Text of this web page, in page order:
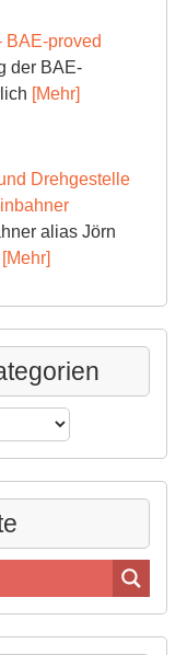
BAE-proved
der BAE-
[Mehr]
Drehgestelle
alias Jörn
[Mehr]